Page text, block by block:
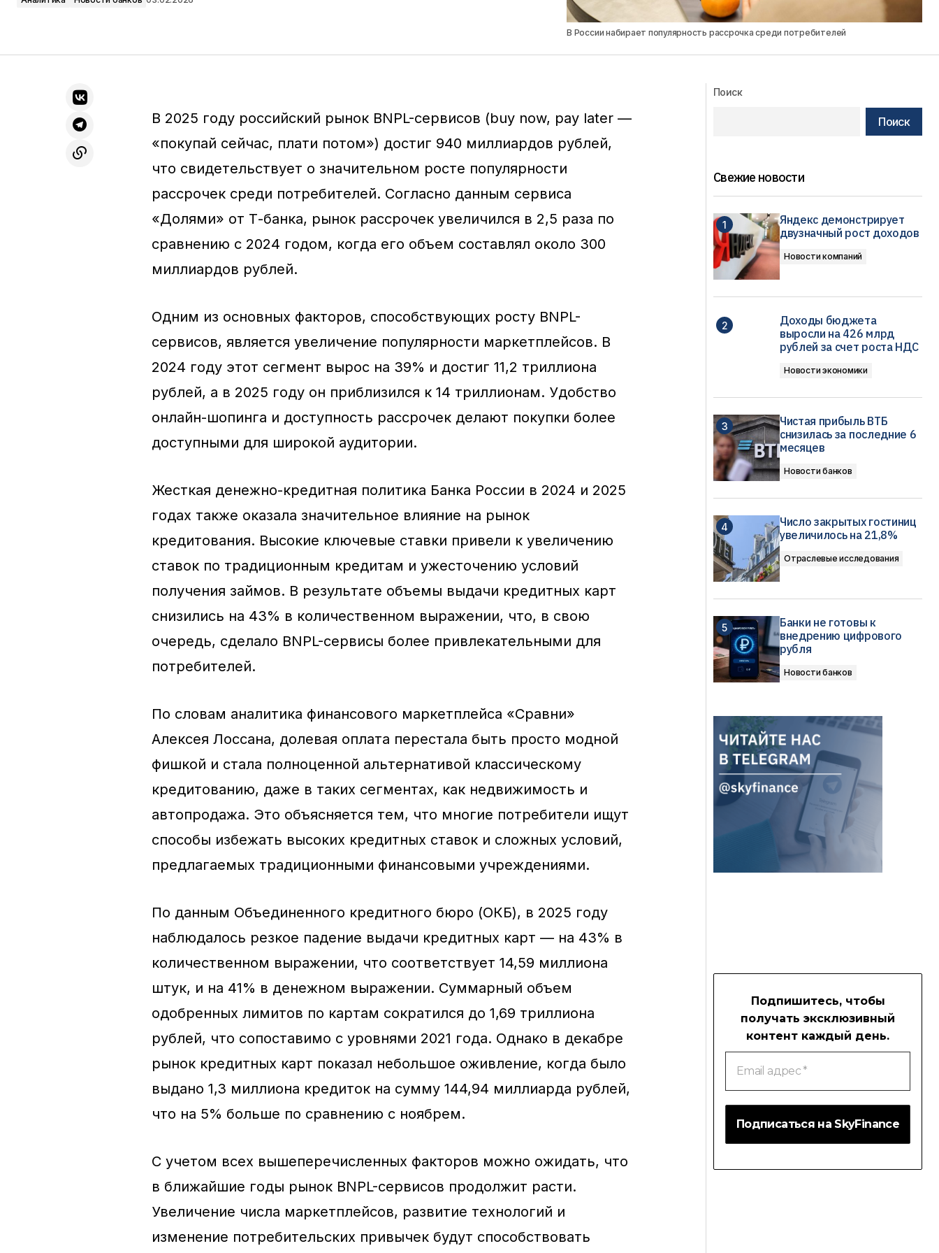
В России набирает популярность рассрочка среди потребителей
В 2025 году российский рынок BNPL-сервисов (buy now, pay later —
«покупай сейчас, плати потом») достиг 940 миллиардов рублей,
что свидетельствует о значительном росте популярности
рассрочек среди потребителей. Согласно данным сервиса
«Долями» от Т-банка, рынок рассрочек увеличился в 2,5 раза по
сравнению с 2024 годом, когда его объем составлял около 300
миллиардов рублей.
Одним из основных факторов, способствующих росту BNPL-
сервисов, является увеличение популярности маркетплейсов. В
2024 году этот сегмент вырос на 39% и достиг 11,2 триллиона
рублей, а в 2025 году он приблизился к 14 триллионам. Удобство
онлайн-шопинга и доступность рассрочек делают покупки более
доступными для широкой аудитории.
Жесткая денежно-кредитная политика Банка России в 2024 и 2025
годах также оказала значительное влияние на рынок
кредитования. Высокие ключевые ставки привели к увеличению
ставок по традиционным кредитам и ужесточению условий
получения займов. В результате объемы выдачи кредитных карт
снизились на 43% в количественном выражении, что, в свою
очередь, сделало BNPL-сервисы более привлекательными для
потребителей.
По словам аналитика финансового маркетплейса «Сравни»
Алексея Лоссана, долевая оплата перестала быть просто модной
фишкой и стала полноценной альтернативой классическому
кредитованию, даже в таких сегментах, как недвижимость и
автопродажа. Это объясняется тем, что многие потребители ищут
способы избежать высоких кредитных ставок и сложных условий,
предлагаемых традиционными финансовыми учреждениями.
По данным Объединенного кредитного бюро (ОКБ), в 2025 году
наблюдалось резкое падение выдачи кредитных карт — на 43% в
количественном выражении, что соответствует 14,59 миллиона
штук, и на 41% в денежном выражении. Суммарный объем
одобренных лимитов по картам сократился до 1,69 триллиона
рублей, что сопоставимо с уровнями 2021 года. Однако в декабре
рынок кредитных карт показал небольшое оживление, когда было
выдано 1,3 миллиона кредиток на сумму 144,94 миллиарда рублей,
что на 5% больше по сравнению с ноябрем.
С учетом всех вышеперечисленных факторов можно ожидать, что
в ближайшие годы рынок BNPL-сервисов продолжит расти.
Увеличение числа маркетплейсов, развитие технологий и
изменение потребительских привычек будут способствовать
Поиск
Поиск
Свежие новости
Яндекс демонстрирует
двузначный рост доходов
Новости компаний
Доходы бюджета
выросли на 426 млрд
рублей за счет роста НДС
Новости экономики
Чистая прибыль ВТБ
снизилась за последние 6
месяцев
Новости банков
Число закрытых гостиниц
увеличилось на 21,8%
Отраслевые исследования
Банки не готовы к
внедрению цифрового
рубля
Новости банков
Подпишитесь, чтобы
получать эксклюзивный
контент каждый день.
адрес